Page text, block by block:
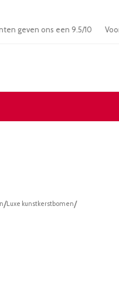
Klanten geven ons een 9.5/10
/Luxe kunstkerstbomen/